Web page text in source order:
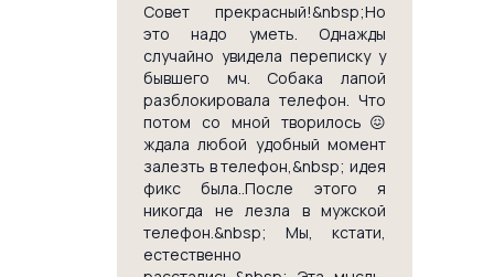
Совет прекрасный!&nbsp;Но
это надо уметь. Однажды
случайно увидела переписку у
бывшего мч. Собака лапой
разблокировала телефон. Что
потом со мной творилось😖
ждала любой удобный момент
залезть в телефон,&nbsp; идея
фикс была..После этого я
никогда не лезла в мужской
телефон.&nbsp; Мы, кстати,
естественно